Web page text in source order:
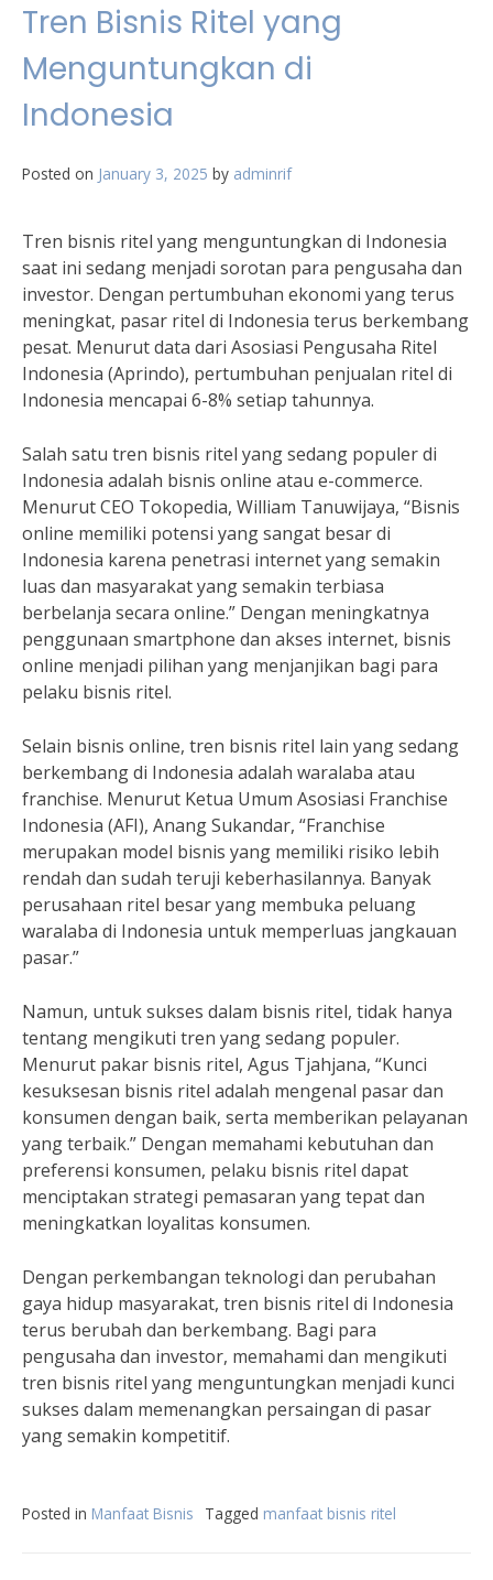
Tren Bisnis Ritel yang
Menguntungkan di
Indonesia
Posted on January 3, 2025 by adminrif
Tren bisnis ritel yang menguntungkan di Indonesia
saat ini sedang menjadi sorotan para pengusaha dan
investor. Dengan pertumbuhan ekonomi yang terus
meningkat, pasar ritel di Indonesia terus berkembang
pesat. Menurut data dari Asosiasi Pengusaha Ritel
Indonesia (Aprindo), pertumbuhan penjualan ritel di
Indonesia mencapai 6-8% setiap tahunnya.
Salah satu tren bisnis ritel yang sedang populer di
Indonesia adalah bisnis online atau e-commerce.
Menurut CEO Tokopedia, William Tanuwijaya, “Bisnis
online memiliki potensi yang sangat besar di
Indonesia karena penetrasi internet yang semakin
luas dan masyarakat yang semakin terbiasa
berbelanja secara online.” Dengan meningkatnya
penggunaan smartphone dan akses internet, bisnis
online menjadi pilihan yang menjanjikan bagi para
pelaku bisnis ritel.
Selain bisnis online, tren bisnis ritel lain yang sedang
berkembang di Indonesia adalah waralaba atau
franchise. Menurut Ketua Umum Asosiasi Franchise
Indonesia (AFI), Anang Sukandar, “Franchise
merupakan model bisnis yang memiliki risiko lebih
rendah dan sudah teruji keberhasilannya. Banyak
perusahaan ritel besar yang membuka peluang
waralaba di Indonesia untuk memperluas jangkauan
pasar.”
Namun, untuk sukses dalam bisnis ritel, tidak hanya
tentang mengikuti tren yang sedang populer.
Menurut pakar bisnis ritel, Agus Tjahjana, “Kunci
kesuksesan bisnis ritel adalah mengenal pasar dan
konsumen dengan baik, serta memberikan pelayanan
yang terbaik.” Dengan memahami kebutuhan dan
preferensi konsumen, pelaku bisnis ritel dapat
menciptakan strategi pemasaran yang tepat dan
meningkatkan loyalitas konsumen.
Dengan perkembangan teknologi dan perubahan
gaya hidup masyarakat, tren bisnis ritel di Indonesia
terus berubah dan berkembang. Bagi para
pengusaha dan investor, memahami dan mengikuti
tren bisnis ritel yang menguntungkan menjadi kunci
sukses dalam memenangkan persaingan di pasar
yang semakin kompetitif.
Posted in Manfaat Bisnis Tagged manfaat bisnis ritel